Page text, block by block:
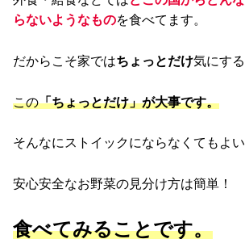
らないようなものを食べてます。
だからこそ家ではちょっとだけ気にする
この「ちょっとだけ」が大事です。
そんなにストイックにならなくてもよい
安心安全なお野菜の見分け方は簡単！
食べてみることです。